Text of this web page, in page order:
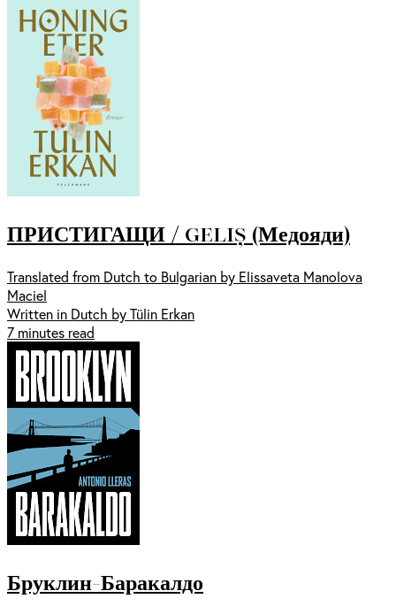
ПРИСТИГАЩИ / GELIȘ (Медояди)
Translated from Dutch to Bulgarian by Elissaveta Manolova
Maciel
Written in Dutch by Tülin Erkan
7 minutes read
Бруклин-Баракалдо